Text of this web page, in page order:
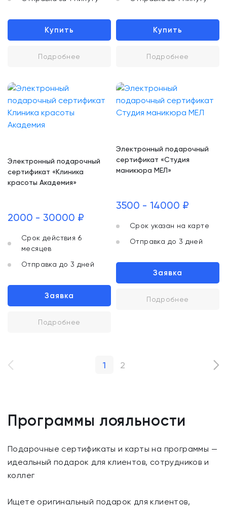
Купить
Подробнее
Купить
Подробнее
Электронный подарочный
сертификат «Клиника
красоты Академия»
2000 - 30000 ₽
Срок действия 6
месяцев
Отправка до 3 дней
Заявка
Подробнее
Электронный подарочный
сертификат «Студия
маникюра МЕЛ»
3500 - 14000 ₽
Срок указан на карте
Отправка до 3 дней
Заявка
Подробнее
1 2
Программы лояльности
Подарочные сертификаты и карты на программы —
идеальный подарок для клиентов, сотрудников и
коллег
Ищете оригинальный подарок для клиентов,